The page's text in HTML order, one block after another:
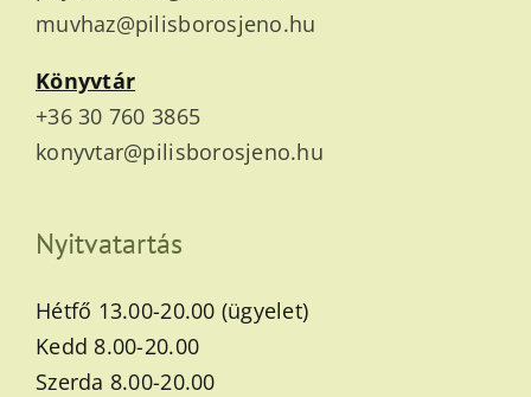
muvhaz@pilisborosjeno.hu
Könyvtár
+36 30 760 3865
konyvtar@pilisborosjeno.hu
Nyitvatartás
Hétfő 13.00-20.00 (ügyelet)
Kedd 8.00-20.00
Szerda 8.00-20.00